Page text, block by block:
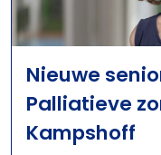
Nieuwe
Palliatieve
Kampshoff